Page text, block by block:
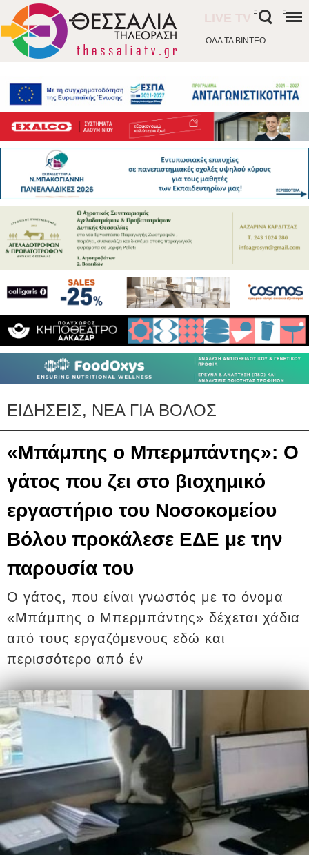
ΟΛΑ ΤΑ ΒΙΝΤΕΟ
- -
ΕΙΔΗΣΕΙΣ, ΝΕΑ ΓΙΑ ΒΟΛΟΣ
«Μπάμπης ο Μπερμπάντης»: Ο
γάτος που ζει στο βιοχημικό
εργαστήριο του Νοσοκομείου
Βόλου προκάλεσε ΕΔΕ με την
παρουσία του
Ο γάτος, που είναι γνωστός με το όνομα
«Μπάμπης ο Μπερμπάντης» δέχεται χάδια
από τους εργαζόμενους εδώ και
περισσότερο από έν